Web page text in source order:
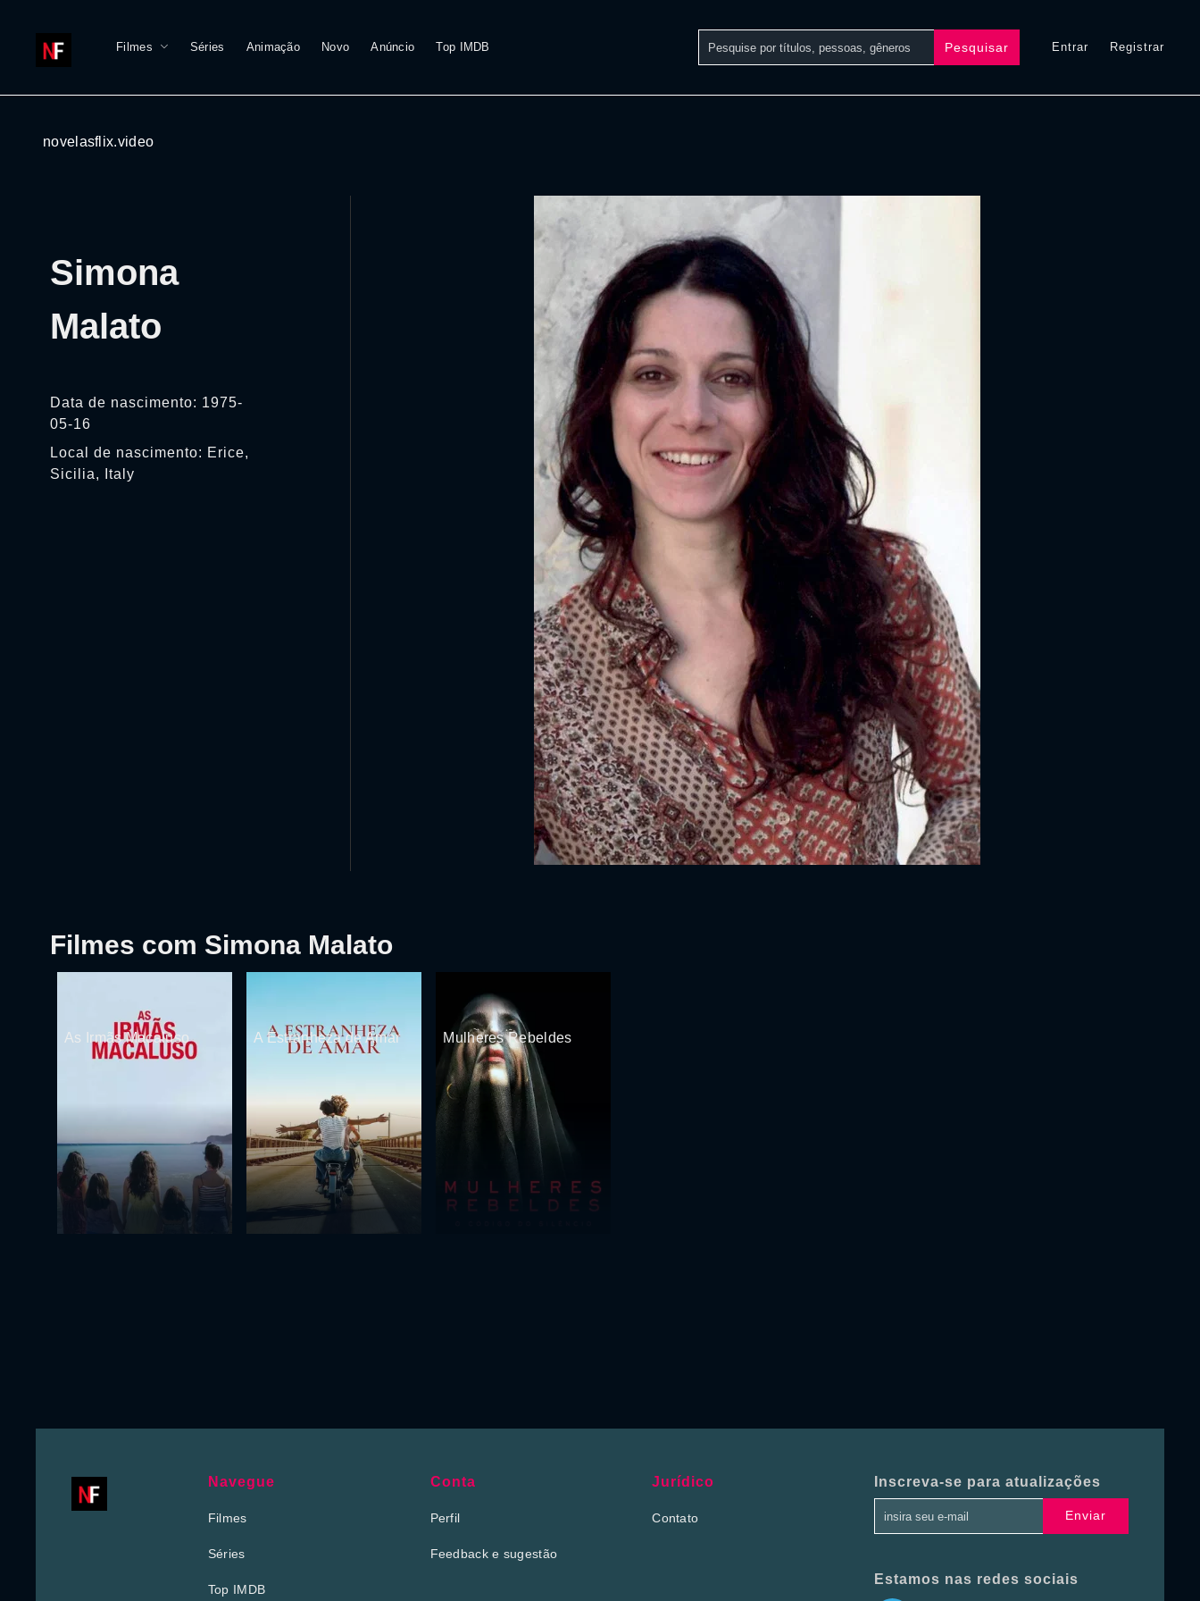
Filmes Séries Animação Novo Anúncio Top IMDB Pesquisar Entrar Registrar
novelasflix.video
Simona
Malato
Data de nascimento: 1975-
05-16
Local de nascimento: Erice,
Sicilia, Italy
Filmes com Simona Malato
As Irmãs Macaluso A Estranheza de Amar Mulheres Rebeldes
Navegue
Filmes
Séries
Top IMDB
Conta
Perfil
Feedback e sugestão
Jurídico
Contato
Inscreva-se para atualizações
Enviar
Estamos nas redes sociais